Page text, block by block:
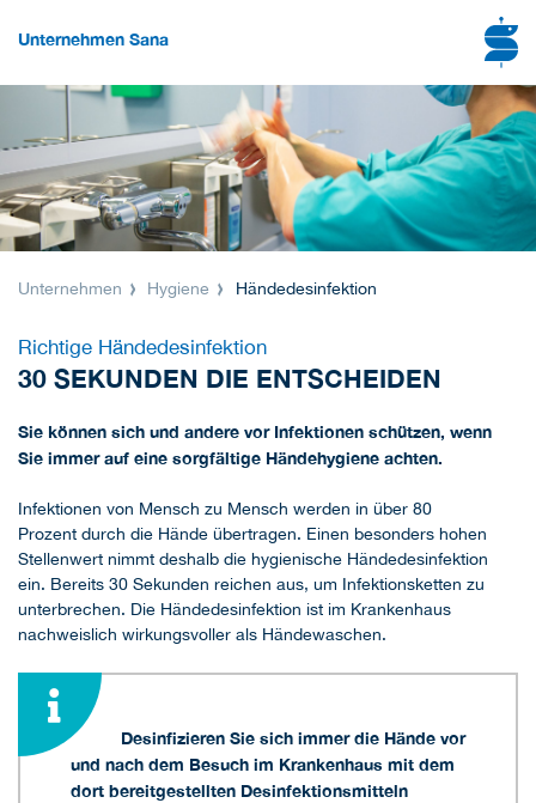
Unternehmen Sana
Unternehmen Hygiene Händedesinfektion
Richtige Händedesinfektion
30 SEKUNDEN DIE ENTSCHEIDEN
Sie können sich und andere vor Infektionen schützen, wenn
Sie immer auf eine sorgfältige Händehygiene achten.
Infektionen von Mensch zu Mensch werden in über 80
Prozent durch die Hände übertragen. Einen besonders hohen
Stellenwert nimmt deshalb die hygienische Händedesinfektion
ein. Bereits 30 Sekunden reichen aus, um Infektionsketten zu
unterbrechen. Die Händedesinfektion ist im Krankenhaus
nachweislich wirkungsvoller als Händewaschen.
Desinfizieren Sie sich immer die Hände vor
und nach dem Besuch im Krankenhaus mit dem
dort bereitgestellten Desinfektionsmitteln